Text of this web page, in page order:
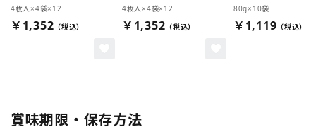
4枚入×4袋×12
￥1,352
4枚入×4袋×12
￥1,352
80g×10袋
￥1,119
賞味期限・保存方法